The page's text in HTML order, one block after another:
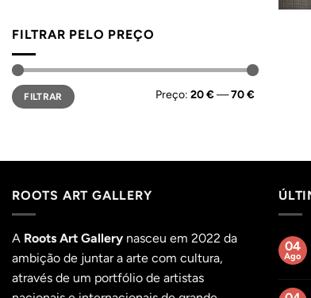
FILTRAR PELO PREÇO
Preço
mínimo
Preço
máximo
FILTRAR Preço: 20 €—70 €
ROOTS ART GALLERY
A Roots Art Gallery nasceu em 2022 da
ambição de juntar a arte com cultura,
através de um portfólio de artistas
04
Ago